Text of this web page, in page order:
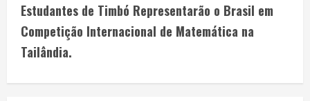
Estudantes de Timbó Representarão o Brasil em
Competição Internacional de Matemática na
Tailândia.